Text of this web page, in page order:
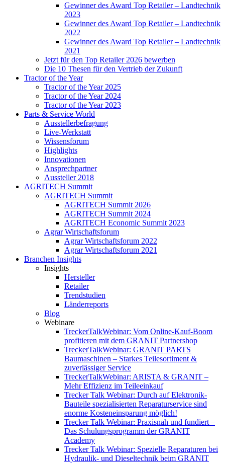
Gewinner des Award Top Retailer – Landtechnik
2023
Gewinner des Award Top Retailer – Landtechnik
2022
Gewinner des Award Top Retailer – Landtechnik
2021
Jetzt für den Top Retailer 2026 bewerben
Die 10 Thesen für den Vertrieb der Zukunft
Tractor of the Year
Tractor of the Year 2025
Tractor of the Year 2024
Tractor of the Year 2023
Parts & Service World
Ausstellerbefragung
Live-Werkstatt
Wissensforum
Highlights
Innovationen
Ansprechpartner
Aussteller 2018
AGRITECH Summit
AGRITECH Summit
AGRITECH Summit 2026
AGRITECH Summit 2024
AGRITECH Economic Summit 2023
Agrar Wirtschaftsforum
Agrar Wirtschaftsforum 2022
Agrar Wirtschaftsforum 2021
Branchen Insights
Insights
Hersteller
Retailer
Trendstudien
Länderreports
Blog
Webinare
TreckerTalkWebinar: Vom Online-Kauf-Boom
profitieren mit dem GRANIT Partnershop
TreckerTalkWebinar: GRANIT PARTS
Baumaschinen – Starkes Teilesortiment &
zuverlässiger Service
TreckerTalkWebinar: ARISTA & GRANIT –
Mehr Effizienz im Teileeinkauf
Trecker Talk Webinar: Durch auf Elektronik-
Bauteile spezialisierten Reparaturservice sind
enorme Kosteneinsparung möglich!
Trecker Talk Webinar: Praxisnah und fundiert –
Das Schulungsprogramm der GRANIT
Academy
Trecker Talk Webinar: Spezielle Reparaturen bei
Hydraulik- und Dieseltechnik beim GRANIT